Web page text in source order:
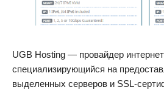
UGB Hosting — провайдер
специализирующийся на
выделенных серверов и SSL-